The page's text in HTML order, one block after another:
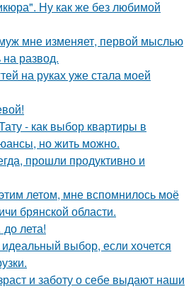
Ну как же без любимой
муж мне изменяет, первой мыслью
развод.
на руках уже стала моей
- как выбор квартиры в
но жить можно.
прошли продуктивно и
летом, мне вспомнилось моё
брянской области.
лета!
выбор, если хочется
и заботу о себе выдают наши